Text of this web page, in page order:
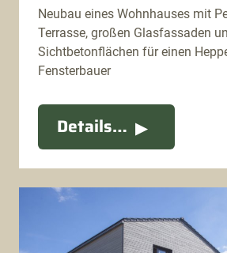
Neubau eines Wohnhauses mit
Terrasse, großen Glasfassaden
Sichtbetonflächen für einen
Fensterbauer
Details…